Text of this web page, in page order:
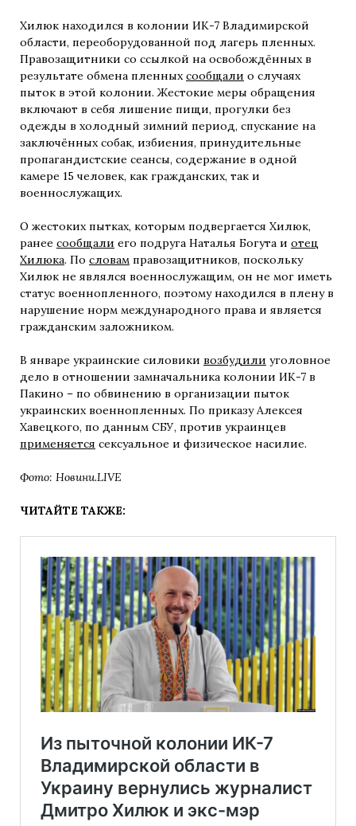
Хилюк находился в колонии ИК-7 Владимирской
области, переоборудованной под лагерь пленных.
Правозащитники со ссылкой на освобождённых в
результате обмена пленных сообщали о случаях
пыток в этой колонии. Жестокие меры обращения
включают в себя лишение пищи, прогулки без
одежды в холодный зимний период, спускание на
заключённых собак, избиения, принудительные
пропагандистские сеансы, содержание в одной
камере 15 человек, как гражданских, так и
военнослужащих.
О жестоких пытках, которым подвергается Хилюк,
ранее сообщали его подруга Наталья Богута и отец
Хилюка. По словам правозащитников, поскольку
Хилюк не являлся военнослужащим, он не мог иметь
статус военнопленного, поэтому находился в плену в
нарушение норм международного права и является
гражданским заложником.
В январе украинские силовики возбудили уголовное
дело в отношении замначальника колонии ИК-7 в
Пакино – по обвинению в организации пыток
украинских военнопленных. По приказу Алексея
Хавецкого, по данным СБУ, против украинцев
применяется сексуальное и физическое насилие.
Фото: Новини.LIVE
ЧИТАЙТЕ ТАКЖЕ: